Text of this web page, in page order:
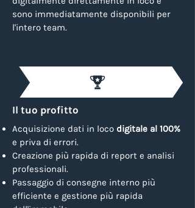
sono immediatamente disponibili per
l'intero team.
Il tuo profitto
Acquisizione dati in loco digitale al 100%
e priva di errori.
Creazione più rapida di report e analisi
professionali.
Passaggio di consegne interno più
efficiente e gestione più rapida